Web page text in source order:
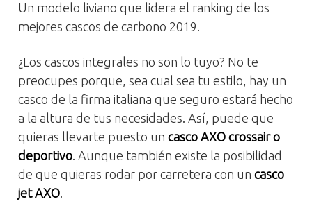
Un modelo liviano que lidera el ranking de los
mejores cascos de carbono 2019.
¿Los cascos integrales no son lo tuyo? No te
preocupes porque, sea cual sea tu estilo, hay un
casco de la firma italiana que seguro estará hecho
a la altura de tus necesidades. Así, puede que
quieras llevarte puesto un casco AXO crossair o
deportivo. Aunque también existe la posibilidad
de que quieras rodar por carretera con un casco
jet AXO.